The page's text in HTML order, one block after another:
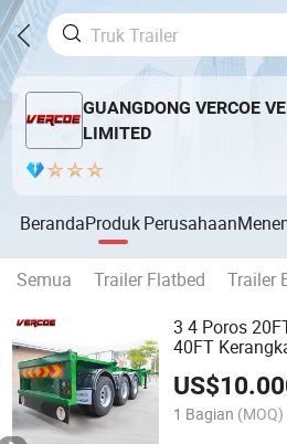
GUANGDONG VERCOE
LIMITED
BerandaProdukPerusahaan
Semua Trailer Flatbed Trailer
3 4 Poros
40FT
Trailer
US$
1 Bagian (MOQ)